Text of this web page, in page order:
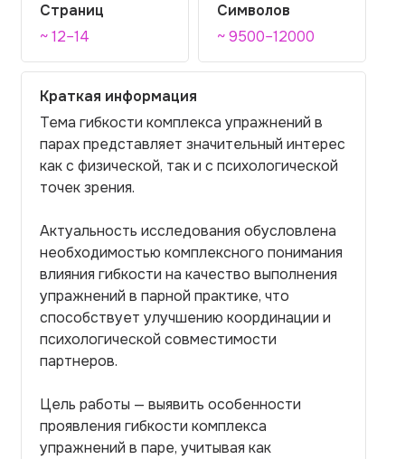
Страниц
~ 12–14
Символов
~ 9500–12000
Краткая информация
Тема гибкости комплекса упражнений в
парах представляет значительный интерес
как с физической, так и с психологической
точек зрения.
Актуальность исследования обусловлена
необходимостью комплексного понимания
влияния гибкости на качество выполнения
упражнений в парной практике, что
способствует улучшению координации и
психологической совместимости
партнеров.
Цель работы — выявить особенности
проявления гибкости комплекса
упражнений в паре, учитывая как